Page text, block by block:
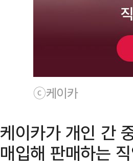
ⓒ케이카
케이카가 개인 간
매입해 판매하는